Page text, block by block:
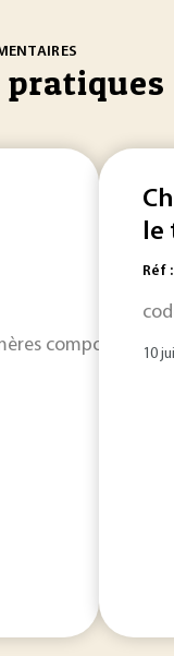
. Les sites de
comportent
le
Réf
10